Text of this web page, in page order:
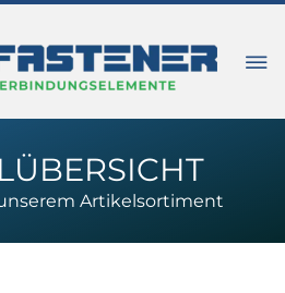
Artikelsortiment